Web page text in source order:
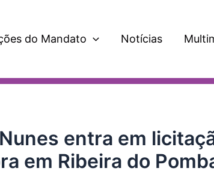
do Mandato Notícias
entra em
em Ribeira do